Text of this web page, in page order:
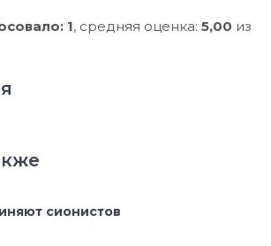
1, средняя оценка: 5,00 из
сионистов